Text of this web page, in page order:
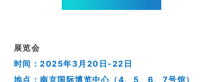
展览会
时间：2025年3月20日-22日
地点：南京国际博览中心（4、5、6、7号馆）